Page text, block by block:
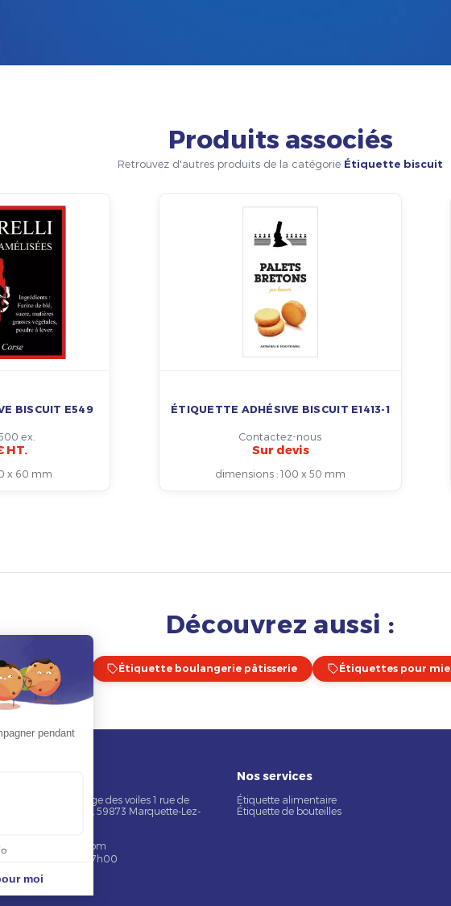
Produits associés
Retrouvez d'autres produits de la catégorie Étiquette biscuit
BISCUIT E549
ex.
HT.
x 60 mm
ÉTIQUETTE ADHÉSIVE BISCUIT E1413-1
Contactez-nous
Sur devis
dimensions : 100 x 50 mm
Découvrez aussi :
Étiquette boulangerie pâtisserie Étiquettes pour miel
Rubaco, Parc Village des voiles 1 rue de
l'union, CS 90022, 59873 Marquette-Lez-
contact@rubaco.com
Lun-Ven : 8h30 – 17h00
Nos services
Étiquette alimentaire
Étiquette de bouteilles